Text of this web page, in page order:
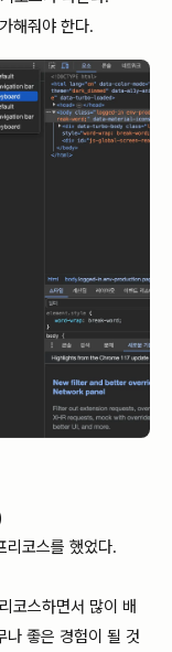
해줘야 한다.
리코스를 했었다.
코스하면서 많이 배
나 좋은 경험이 될 것